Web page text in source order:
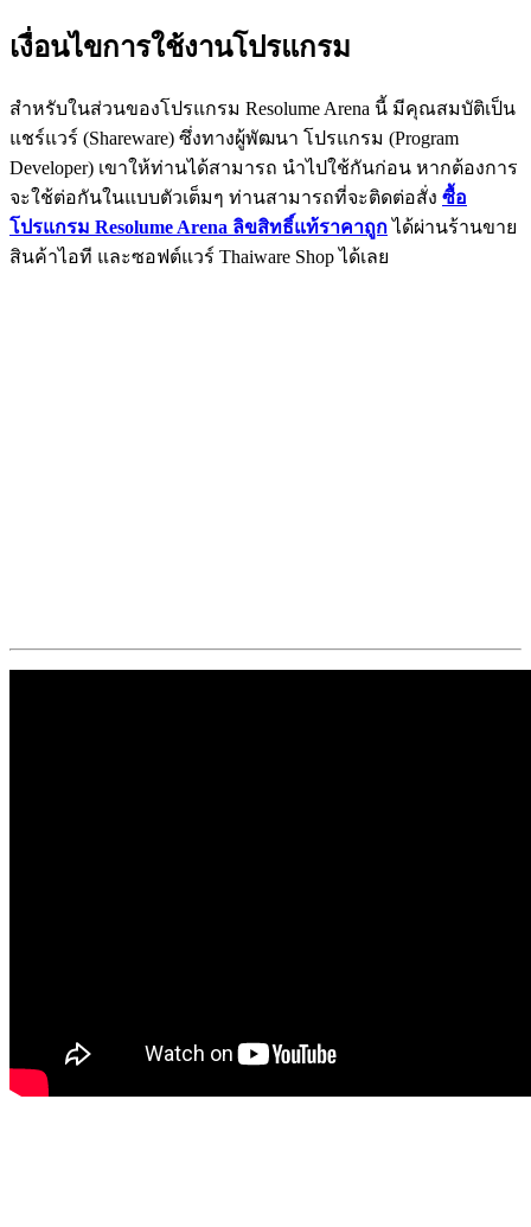
เงื่อนไขการใช้งานโปรแกรม
สำหรับในส่วนของโปรแกรม Resolume Arena นี้ มีคุณสมบัติเป็น
แชร์แวร์ (Shareware) ซึ่งทางผู้พัฒนา โปรแกรม (Program
Developer) เขาให้ท่านได้สามารถ นำไปใช้กันก่อน หากต้องการ
จะใช้ต่อกันในแบบตัวเต็มๆ ท่านสามารถที่จะติดต่อสั่ง ซื้อ
โปรแกรม Resolume Arena ลิขสิทธิ์แท้ราคาถูกได้ผ่านร้านขาย
สินค้าไอที และซอฟต์แวร์ Thaiware Shop ได้เลย